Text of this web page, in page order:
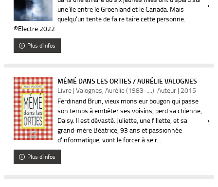
une île entre le Groenland et le Canada. Mais
quelqu'un tente de faire taire cette personne.
©Electre 2022
Plus d'infos
MÉMÉ DANS LES ORTIES / AURÉLIE VALOGNES
Livre | Valognes, Aurélie (1983-....). Auteur | 2015
Ferdinand Brun, vieux monsieur bougon qui passe
son temps à embêter ses voisins, perd sa chienne,
Daisy. Il est dévasté. Juliette, une fillette, et sa
grand-mère Béatrice, 93 ans et passionnée
d'informatique, vont le forcer à se r...
Plus d'infos